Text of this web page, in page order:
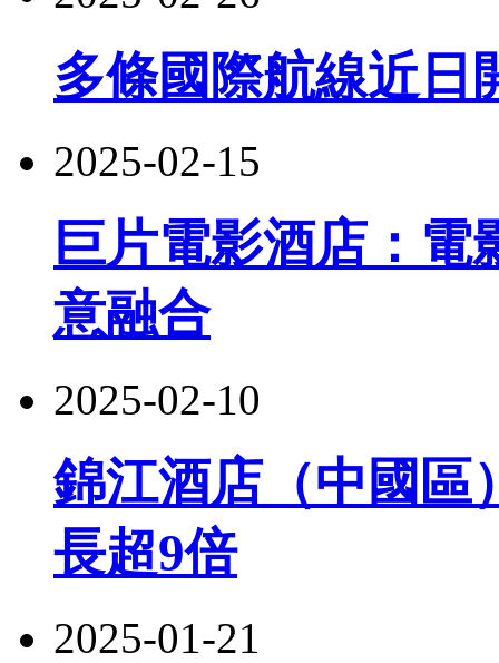
多條國際航線近日
2025-02-15
巨片電影酒店：電
意融合
2025-02-10
錦江酒店（中國區
長超9倍
2025-01-21